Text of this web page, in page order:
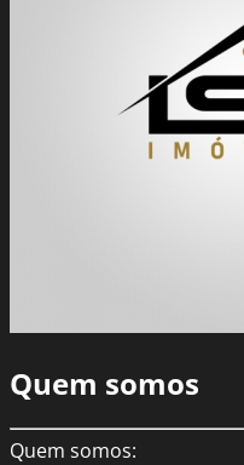
Quem somos
Quem somos: